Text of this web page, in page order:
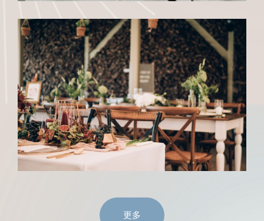
更多